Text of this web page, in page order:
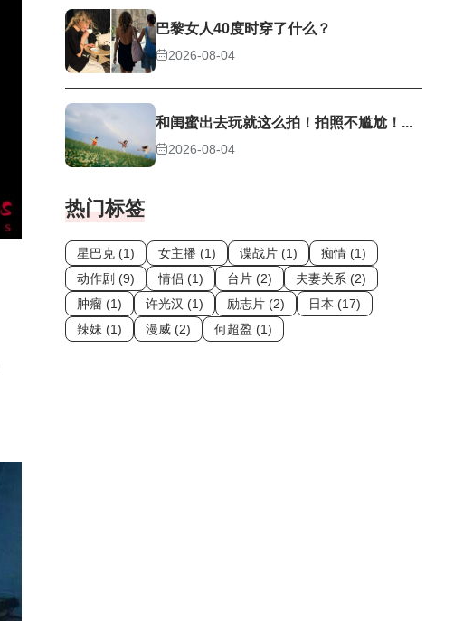
巴黎女人40度时穿了什么？
2026-08-04
和闺蜜出去玩就这么拍！拍照不尴尬！...
2026-08-04
热门标签
星巴克 (1) 女主播 (1) 谍战片 (1)
痴情 (1)
动作剧 (9)
情侣 (1) 台片 (2)
夫妻关系 (2)
肿瘤 (1)
许光汉 (1) 励志片 (2)
日本 (17)
辣妹 (1)
漫威 (2) 何超盈 (1)